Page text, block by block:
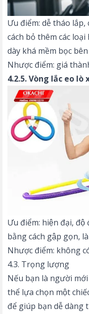
Ưu điểm: dễ tháo
cách bỏ thêm các
dày khá mềm bọc
Nhược điểm: giá
4.2.5. Vòng lắc eo lò
Ưu điểm: hiện đại, độ
bằng cách gập gọn,
Nhược điểm: không
4.3. Trọng lượng
Nếu bạn là người
thể lựa chọn một
để giúp bạn dễ dàng